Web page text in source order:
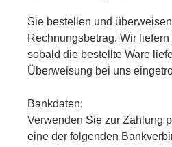
Sie bestellen und
Rechnungsbetrag. Wir
sobald die bestellte Ware
Überweisung bei uns
Bankdaten:
Verwenden Sie zur Zahlung
eine der folgenden